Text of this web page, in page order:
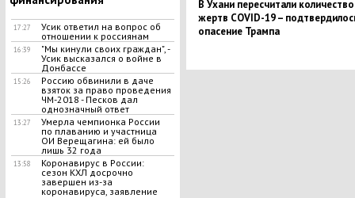
17:27
Усик ответил на вопрос об
отношении к россиянам
16:39
"Мы кинули своих граждан", -
Усик высказался о войне в
Донбассе
15:26
Россию обвинили в даче
взяток за право проведения
ЧМ-2018 - Песков дал
однозначный ответ
13:27
Умерла чемпионка России
по плаванию и участница
ОИ Верещагина: ей было
лишь 32 года
13:58
Коронавирус в России:
сезон КХЛ досрочно
завершен из-за
коронавируса, заявление
​В Ухани пересчитали количество
жертв COVID-19 –
опасение Трампа